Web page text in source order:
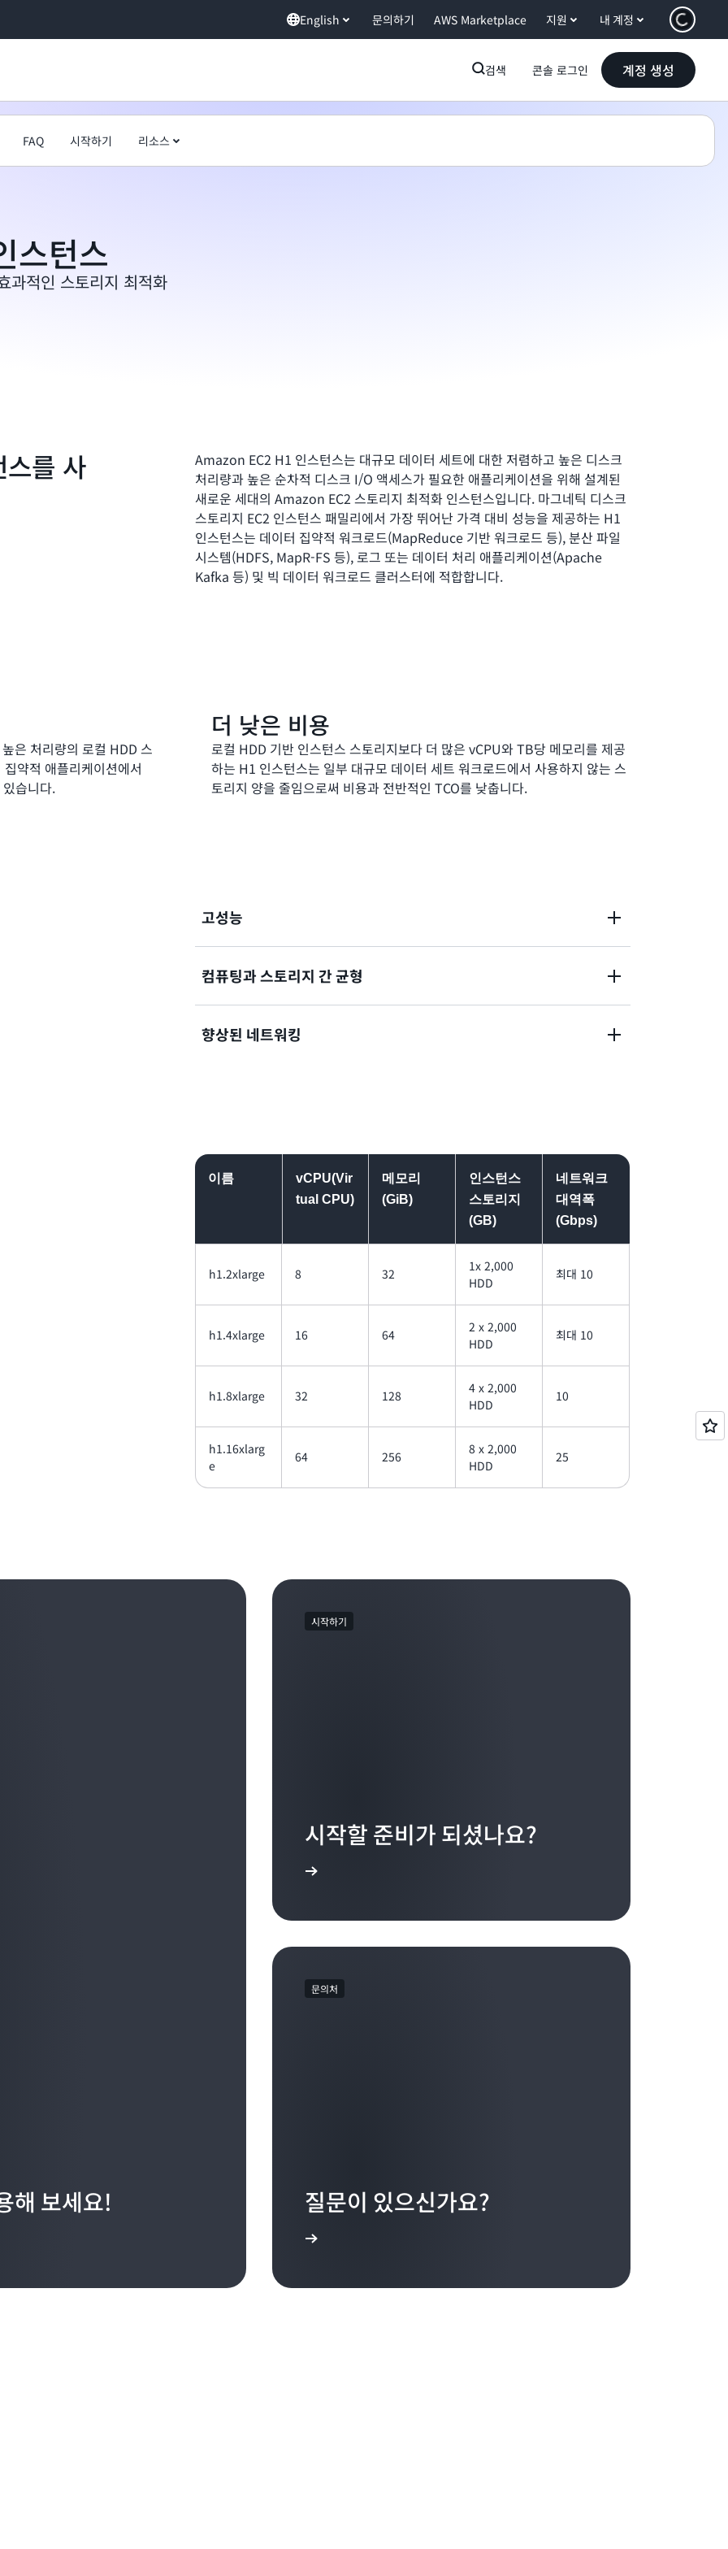
English 문의하기 AWS Marketplace 지원 내 계정
검색 콘솔 로그인 계정 생성
FAQ 시작하기 리소스
스턴스
과적인 스토리지 최적화
를 사
Amazon EC2 H1 인스턴스는 대규모 데이터 세트에 대한 저렴하고 높은 디스크
처리량과 높은 순차적 디스크 I/O 액세스가 필요한 애플리케이션을 위해 설계된
새로운 세대의 Amazon EC2 스토리지 최적화 인스턴스입니다. 마그네틱 디스크
스토리지 EC2 인스턴스 패밀리에서 가장 뛰어난 가격 대비 성능을 제공하는 H1
인스턴스는 데이터 집약적 워크로드(MapReduce 기반 워크로드 등), 분산 파일
시스템(HDFS, MapR-FS 등), 로그 또는 데이터 처리 애플리케이션(Apache
Kafka 등) 및 빅 데이터 워크로드 클러스터에 적합합니다.
은 처리량의 로컬 HDD 스
약적 애플리케이션에서
습니다.
더 낮은 비용
로컬 HDD 기반 인스턴스 스토리지보다 더 많은 vCPU와 TB당 메모리를 제공
하는 H1 인스턴스는 일부 대규모 데이터 세트 워크로드에서 사용하지 않는 스
토리지 양을 줄임으로써 비용과 전반적인 TCO를 낮춥니다.
고성능
재된 H1 인스턴스는 최대 64 vCPUs와 256GiB의 DRAM을 제공합니다. 로
컬 스토리지는 2MiB 블록 스토리지에 초당 1.15GB의 읽기/쓰기를 제공하는
컴퓨팅과 스토리지 간 균형
D2 인스턴스보다 더 많은 vCPU 및 더 많은 TB당 메모리의 로컬 마그네틱 스
향상된 네트워킹
이름
vCPU(Vir
tual CPU)
메모리
(GiB)
인스턴스
스토리지
(GB)
네트워크
대역폭
(Gbps)
h1.2xlarge 8 32
1x 2,000
HDD
최대 10
h1.4xlarge 16 64
2 x 2,000
HDD
최대 10
h1.8xlarge 32 128
4 x 2,000
HDD
10
h1.16xlarg
e
64 256
8 x 2,000
HDD
25
해 보세요!
시작하기
시작할 준비가 되셨나요?
문의처
질문이 있으신가요?